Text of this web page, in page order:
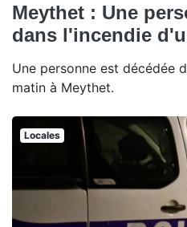
Meythet : Une
dans l'incendie
Une personne est décédée
matin à Meythet.
Locales